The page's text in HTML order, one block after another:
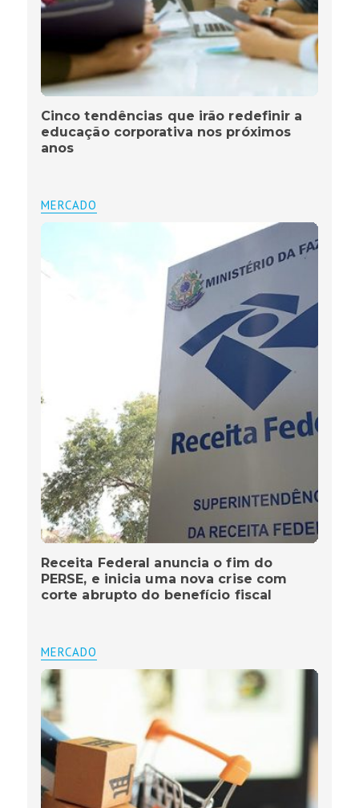
Cinco tendências que irão redefinir a
educação corporativa nos próximos
anos
MERCADO
Receita Federal anuncia o fim do
PERSE, e inicia uma nova crise com
corte abrupto do benefício fiscal
MERCADO